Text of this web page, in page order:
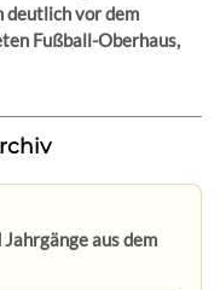
deutlich vor dem
Fußball-Oberhaus,
aus dem